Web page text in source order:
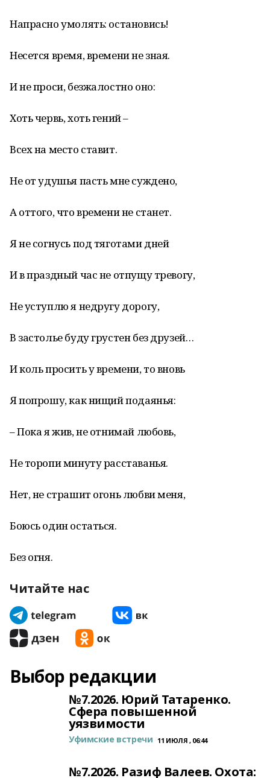
Напрасно умолять: остановись!
Несется время, времени не зная.
И не проси, безжалостно оно:
Хоть червь, хоть гений –
Всех на место ставит.
Не от удушья пасть мне суждено,
А оттого, что времени не станет.
Я не согнусь под тяготами дней
И в праздный час не отпущу тревогу,
Не уступлю я недругу дорогу,
В застолье буду грустен без друзей…
И коль просить у времени, то вновь
Я попрошу, как нищий подаянья:
– Пока я жив, не отнимай любовь,
Не торопи минуту расставанья.
Нет, не страшит огонь любви меня,
Боюсь один остаться.
Без огня.
Читайте нас
Выбор редакции
№7.2026. Юрий Татаренко.
Сфера повышенной
уязвимости
Уфимские встречи 11 ИЮЛЯ , 06:44
№7.2026. Разиф Валеев. Охота: